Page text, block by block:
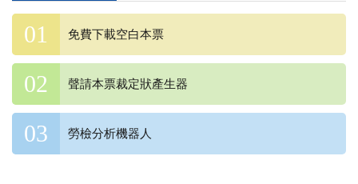
免費下載空白本票
聲請本票裁定狀產生器
勞檢分析機器人